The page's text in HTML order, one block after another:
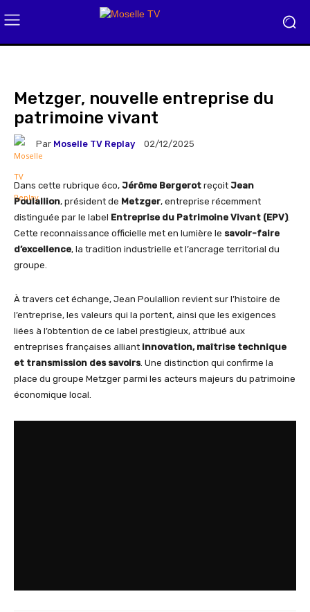
Metzger, nouvelle entreprise du
patrimoine vivant
Par Moselle TV Replay 02/12/2025
Dans cette rubrique éco, Jérôme Bergerot reçoit Jean
Poulallion, président de Metzger, entreprise récemment
distinguée par le label Entreprise du Patrimoine Vivant (EPV).
Cette reconnaissance officielle met en lumière le savoir-faire
d’excellence, la tradition industrielle et l’ancrage territorial du
groupe.
À travers cet échange, Jean Poulallion revient sur l’histoire de
l’entreprise, les valeurs qui la portent, ainsi que les exigences
liées à l’obtention de ce label prestigieux, attribué aux
entreprises françaises alliant innovation, maîtrise technique
et transmission des savoirs. Une distinction qui confirme la
place du groupe Metzger parmi les acteurs majeurs du patrimoine
économique local.